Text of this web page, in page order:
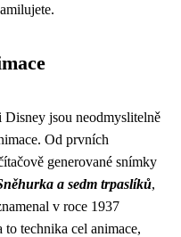
jsou neodmyslitelně
Od prvních
generované snímky
a sedm trpaslíků,
v roce 1937
technika cel animace,